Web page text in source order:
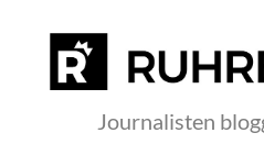
Journalisten